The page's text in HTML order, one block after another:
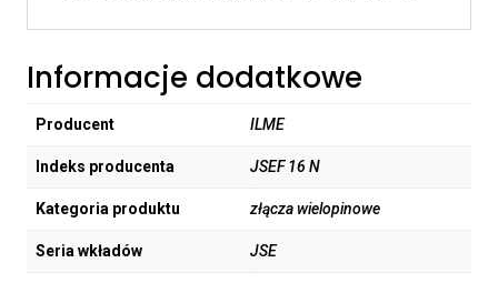
Informacje dodatkowe
Producent ILME
Indeks producenta JSEF 16 N
Kategoria produktu złącza wielopinowe
Seria wkładów JSE